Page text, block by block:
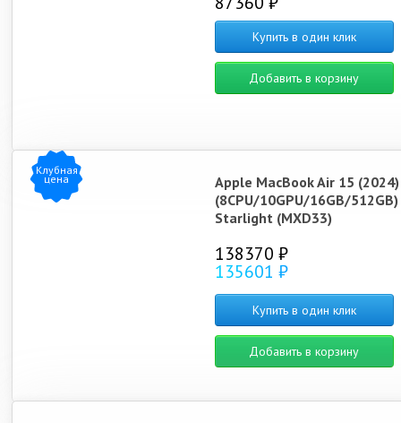
Купить в один клик
Добавить в корзину
Клубная
цена
Apple MacBook Air 15
(8CPU/10GPU/16GB/512GB)
Starlight (MXD33)
138370 ₽
135601 ₽
Купить в один клик
Добавить в корзину